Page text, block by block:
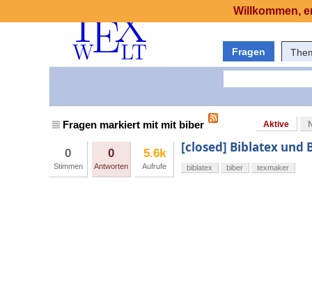
Fragen
Fragen markiert mit mit biber Aktive
0
Stimmen
0
Antworten
5.6k
Aufrufe
[closed] Biblatex und
biblatex biber texmaker
Willkommen,